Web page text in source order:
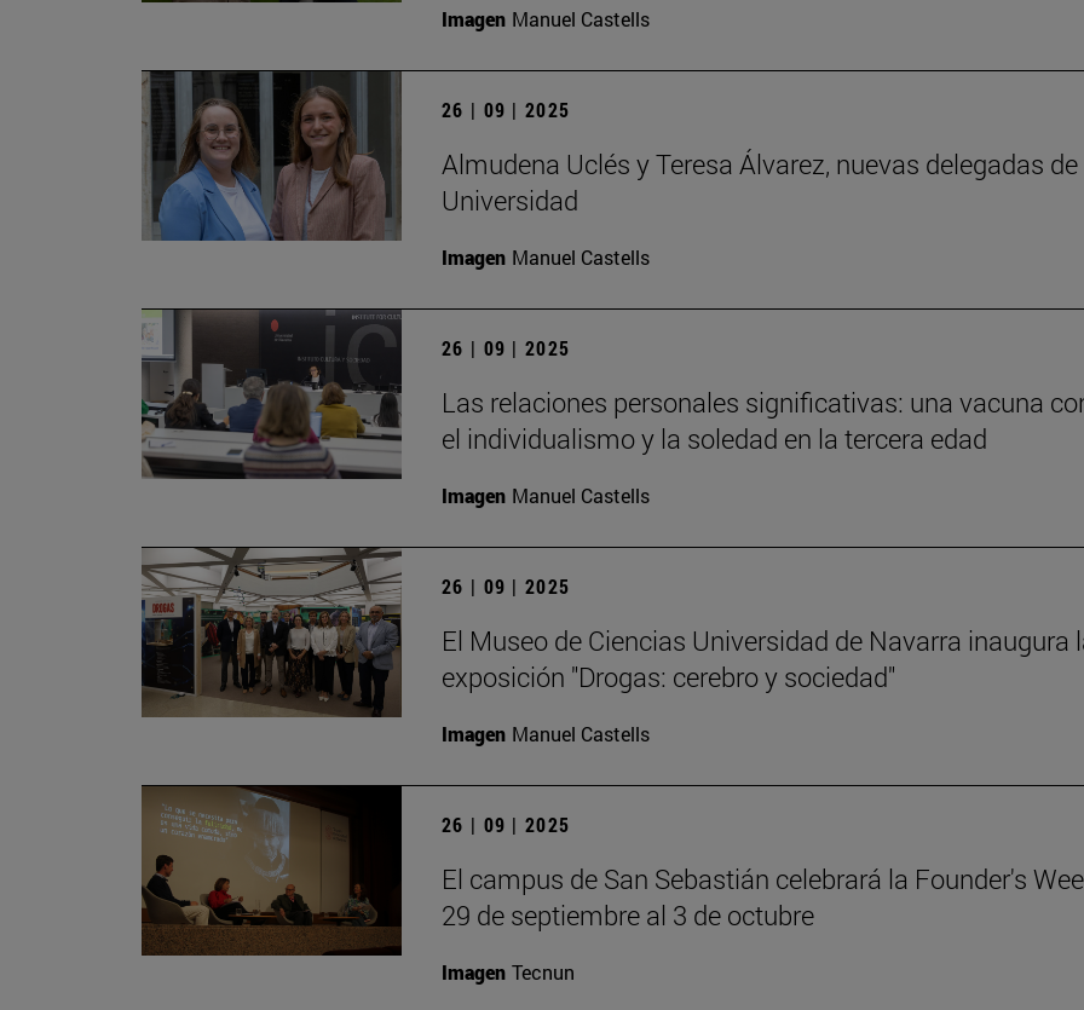
Imagen Manuel Castells
26 | 09 | 2025
Almudena Uclés y Teresa Álvarez, nuevas delegadas de
Universidad
Imagen Manuel Castells
26 | 09 | 2025
Las relaciones personales significativas: una vacuna
el individualismo y la soledad en la tercera edad
Imagen Manuel Castells
26 | 09 | 2025
El Museo de Ciencias Universidad de Navarra inaugura
exposición "Drogas: cerebro y sociedad"
Imagen Manuel Castells
26 | 09 | 2025
El campus de San Sebastián celebrará la Founder's
29 de septiembre al 3 de octubre
Imagen Tecnun